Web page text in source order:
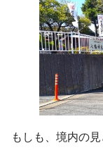
もしも、境内の